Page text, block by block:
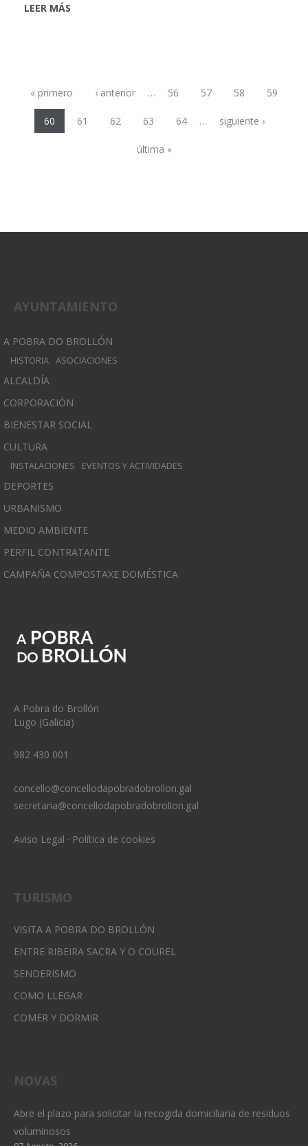
LEER MÁS
Páginas
« primero ‹ anterior … 56 57 58 59
60 61 62 63 64 … siguiente ›
última »
AYUNTAMIENTO
A POBRA DO BROLLÓN
HISTORIA ASOCIACIONES
ALCALDÍA
CORPORACIÓN
BIENESTAR SOCIAL
CULTURA
INSTALACIONES EVENTOS Y ACTIVIDADES
DEPORTES
URBANISMO
MEDIO AMBIENTE
PERFIL CONTRATANTE
CAMPAÑA COMPOSTAXE DOMÉSTICA
A Pobra do Brollón
Lugo (Galicia)
982 430 001
concello@concellodapobradobrollon.gal
secretaria@concellodapobradobrollon.gal
Aviso Legal · Política de cookies
TURISMO
VISITA A POBRA DO BROLLÓN
ENTRE RIBEIRA SACRA Y O COUREL
SENDERISMO
COMO LLEGAR
COMER Y DORMIR
NOVAS
Abre el plazo para solicitar la recogida domiciliaria de residuos
voluminosos